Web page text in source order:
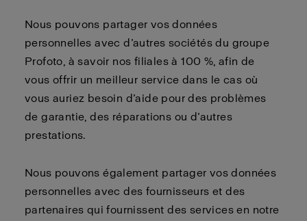
Nous pouvons partager vos données
personnelles avec d’autres sociétés du groupe
Profoto, à savoir nos filiales à 100 %, afin de
vous offrir un meilleur service dans le cas où
vous auriez besoin d’aide pour des problèmes
de garantie, des réparations ou d’autres
prestations.
Nous pouvons également partager vos données
personnelles avec des fournisseurs et des
partenaires qui fournissent des services en notre